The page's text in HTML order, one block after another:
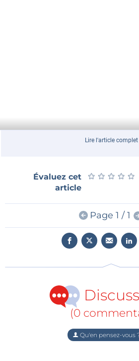
Lire l'article complet
Évaluez cet
article
★ ★ ★ ★ ★
★ ★ ★ ★ ★
Page 1 / 1
(0
Qu'en pensez-vous